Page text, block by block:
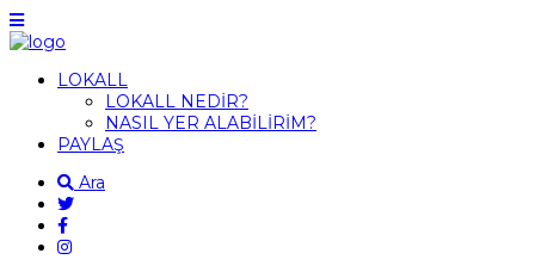
LOKALL
LOKALL NEDİR?
NASIL YER ALABİLİRİM?
PAYLAŞ
Ara